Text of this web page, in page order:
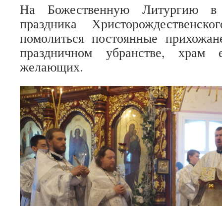
На Божественную Литургию в
праздника
помолиться постоянные
праздничном убранстве,
желающих.